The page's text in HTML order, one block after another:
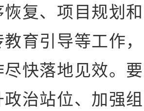
复、项目规划
育引导等工作
快落地见效。
治站位、加强